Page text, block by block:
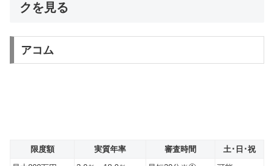
クを見る
アコム
限度額 実質年率 審査時間
土･日･祝